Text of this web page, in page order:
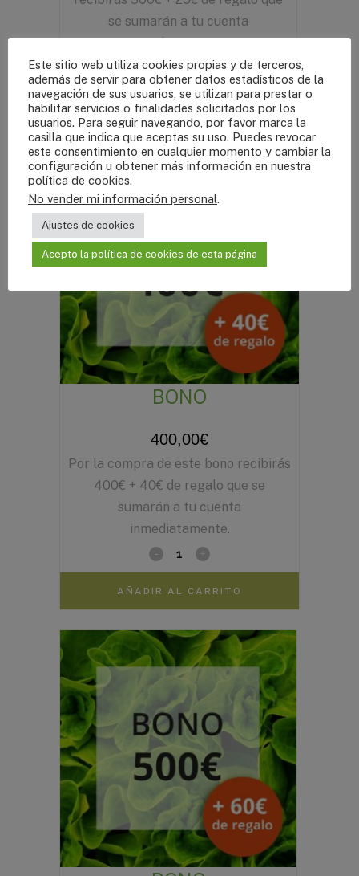
AÑADIR AL CARRITO
se sumarán a tu cuenta
inmediatamente.
AÑADIR AL CARRITO
BONO
400,00€
Por la compra de este bono recibirás
400€ + 40€ de regalo que se
sumarán a tu cuenta
inmediatamente.
Este sitio web utiliza cookies propias y de terceros,
además de servir para obtener datos estadísticos de la
navegación de sus usuarios, se utilizan para prestar o
habilitar servicios o finalidades solicitados por los
usuarios. Para seguir navegando, por favor marca la
casilla que indica que aceptas su uso. Puedes revocar
este consentimiento en cualquier momento y cambiar la
configuración u obtener más información en nuestra
política de cookies.
No vender mi información personal.
Ajustes de cookies
Acepto la política de cookies de esta página